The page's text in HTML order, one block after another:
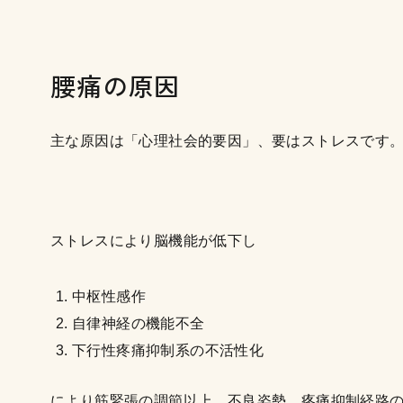
腰痛の原因
主な原因は「心理社会的要因」、要はストレスです。
ストレスにより脳機能が低下し
中枢性感作
自律神経の機能不全
下行性疼痛抑制系の不活性化